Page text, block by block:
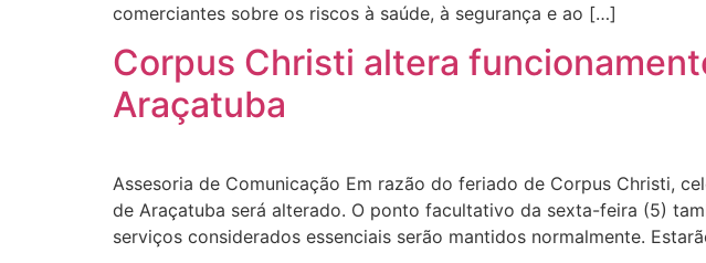
comerciantes sobre os riscos à saúde, à segurança e ao […]
Corpus Christi altera
Araçatuba
Assesoria de Comunicação Em razão do feriado de Corpus Christi,
de Araçatuba será alterado. O ponto facultativo da sexta-feira (5)
serviços considerados essenciais serão mantidos normalmente.